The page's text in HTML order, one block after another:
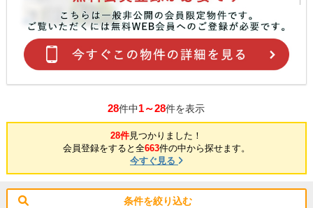
28件中1～28件を表示
28件見つかりました！
会員登録をすると全663件の中から探せます。
今すぐ見る
条件を絞り込む